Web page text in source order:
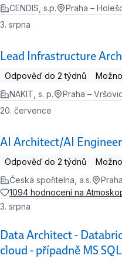
CENDIS, s.p.
Praha –
Lead Infrastructure
3. srpna
Odpověď do 2 týdnů
NAKIT, s. p.
Praha –
AI Architect/AI Engineer
20. července
Odpověď do 2 týdnů
Česká spořitelna, a.s.
1094 hodnocení na
Data Architect -
cloud - případně MS
3. srpna